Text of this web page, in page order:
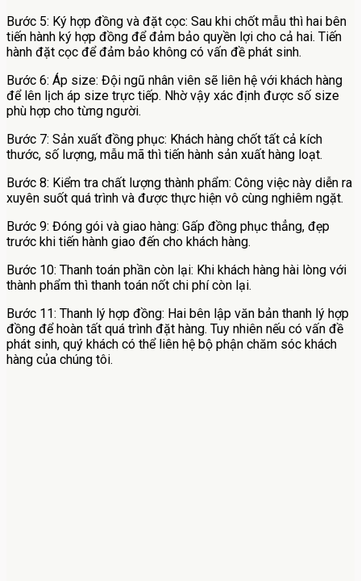
Bước 5: Ký hợp đồng và đặt cọc: Sau khi chốt mẫu thì hai bên
tiến hành ký hợp đồng để đảm bảo quyền lợi cho cả hai. Tiến
hành đặt cọc để đảm bảo không có vấn đề phát sinh.
Bước 6: Áp size: Đội ngũ nhân viên sẽ liên hệ với khách hàng
để lên lịch áp size trực tiếp. Nhờ vậy xác định được số size
phù hợp cho từng người.
Bước 7: Sản xuất đồng phục: Khách hàng chốt tất cả kích
thước, số lượng, mẫu mã thì tiến hành sản xuất hàng loạt.
Bước 8: Kiểm tra chất lượng thành phẩm: Công việc này diễn ra
xuyên suốt quá trình và được thực hiện vô cùng nghiêm ngặt.
Bước 9: Đóng gói và giao hàng: Gấp đồng phục thẳng, đẹp
trước khi tiến hành giao đến cho khách hàng.
Bước 10: Thanh toán phần còn lại: Khi khách hàng hài lòng với
thành phẩm thì thanh toán nốt chi phí còn lại.
Bước 11: Thanh lý hợp đồng: Hai bên lập văn bản thanh lý hợp
đồng để hoàn tất quá trình đặt hàng. Tuy nhiên nếu có vấn đề
phát sinh, quý khách có thể liên hệ bộ phận chăm sóc khách
hàng của chúng tôi.